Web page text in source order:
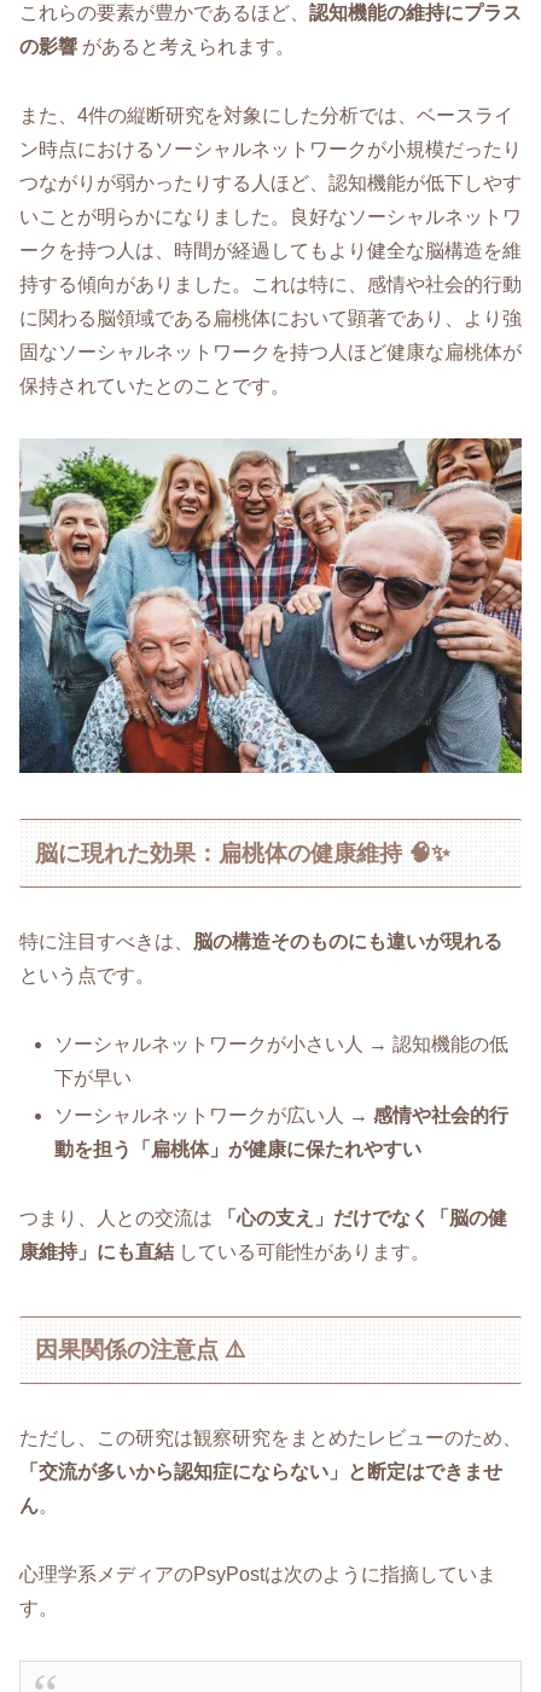
これらの要素が豊かであるほど、 認知機能の維持にプラス
の影響 があると考えられます。
また、4件の縦断研究を対象にした分析では、ベースライ
ン時点におけるソーシャルネットワークが小規模だったり
つながりが弱かったりする人ほど、認知機能が低下しやす
いことが明らかになりました。良好なソーシャルネットワ
ークを持つ人は、時間が経過してもより健全な脳構造を維
持する傾向がありました。これは特に、感情や社会的行動
に関わる脳領域である扁桃体において顕著であり、より強
固なソーシャルネットワークを持つ人ほど健康な扁桃体が
保持されていたとのことです。
脳に現れた効果：扁桃体の健康維持 🧠✨
特に注目すべきは、 脳の構造そのものにも違いが現れる
という点です。
ソーシャルネットワークが小さい人 → 認知機能の低
下が早い
ソーシャルネットワークが広い人 →感情や社会的行
動を担う「扁桃体」が健康に保たれやすい
つまり、人との交流は
「心の支え」だけでなく「脳の健
康維持」にも直結 している可能性があります。
因果関係の注意点 ⚠️
ただし、この研究は観察研究をまとめたレビューのため、
「交流が多いから認知症にならない」と断定はできませ
ん。
心理学系メディアのPsyPostは次のように指摘していま
す。